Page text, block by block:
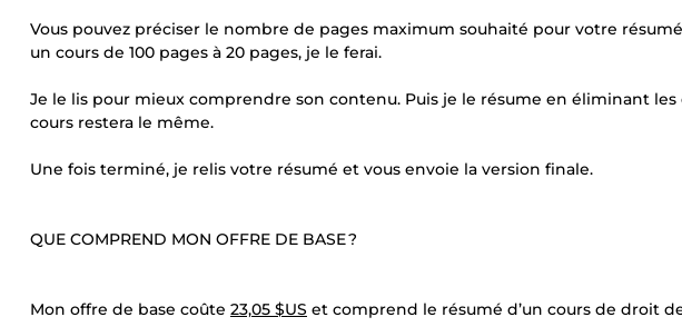
Vous pouvez préciser le nombre de pages maximum souhaité pour votre
un cours de 100 pages à 20 pages, je le ferai.
Je le lis pour mieux comprendre son contenu. Puis je le résume en éliminant
cours restera le même.
Une fois terminé, je relis votre résumé et vous envoie la version finale.
QUE COMPREND MON OFFRE DE BASE ?
Mon offre de base coûte 23,05 $US et comprend le résumé d’un cours de droit